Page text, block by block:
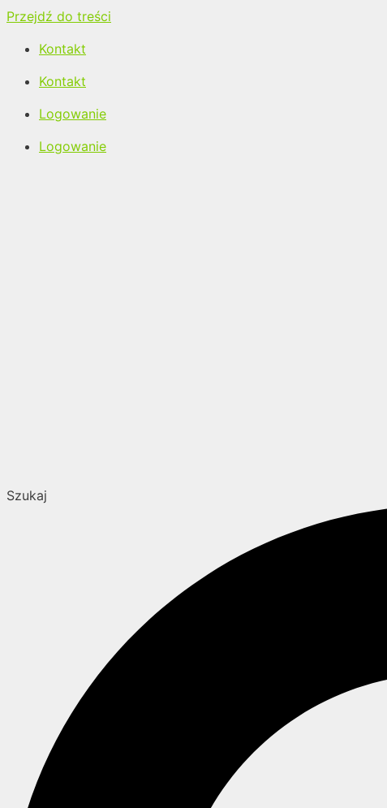
Przejdź do treści
Kontakt
Kontakt
Logowanie
Logowanie
Szukaj